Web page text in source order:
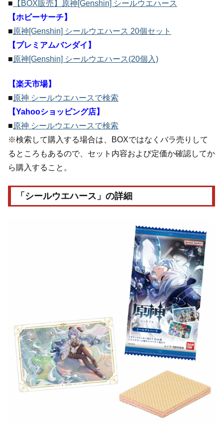
■ 【BOX販売】原神[Genshin] シールウエハース
【ホビーサーチ】
■原神[Genshin] シールウエハース 20個セット
【プレミアムバンダイ】
■原神[Genshin] シールウエハース(20個入)
【楽天市場】
■原神 シールウエハースで検索
【Yahooショッピング店】
■原神 シールウエハースで検索
※検索して購入する場合は、BOXではなくバラ売りして
るところもあるので、セット内容および定価か確認してか
ら購入すること。
「シールウエハース」の詳細